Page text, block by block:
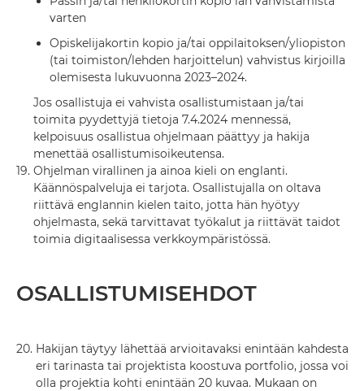
varten
Opiskelijakortin kopio ja/tai oppilaitoksen/yliopiston
(tai toimiston/lehden harjoittelun) vahvistus kirjoilla
olemisesta lukuvuonna 2023–2024.
Jos osallistuja ei vahvista osallistumistaan ja/tai
toimita pyydettyjä tietoja 7.4.2024 mennessä,
kelpoisuus osallistua ohjelmaan päättyy ja hakija
menettää osallistumisoikeutensa.
19. Ohjelman virallinen ja ainoa kieli on englanti.
Käännöspalveluja ei tarjota. Osallistujalla on oltava
riittävä englannin kielen taito, jotta hän hyötyy
ohjelmasta, sekä tarvittavat työkalut ja riittävät taidot
toimia digitaalisessa verkkoympäristössä.
OSALLISTUMISEHDOT
20. Hakijan täytyy lähettää arvioitavaksi enintään kahdesta
eri tarinasta tai projektista koostuva portfolio, jossa voi
olla projektia kohti enintään 20 kuvaa. Mukaan on